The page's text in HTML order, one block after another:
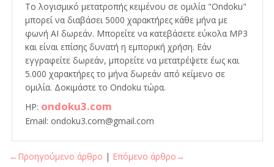
Το λογισμικό μετατροπής κειμένου σε ομιλία "Ondoku"
μπορεί να διαβάσει 5000 χαρακτήρες κάθε μήνα με
φωνή AI δωρεάν. Μπορείτε να κατεβάσετε εύκολα MP3
και είναι επίσης δυνατή η εμπορική χρήση. Εάν
εγγραφείτε δωρεάν, μπορείτε να μετατρέψετε έως και
5.000 χαρακτήρες το μήνα δωρεάν από κείμενο σε
ομιλία. Δοκιμάστε το Ondoku τώρα.
HP: ondoku3.com
Email: ondoku3.com@gmail.com
←Προηγούμενο άρθρο | Επόμενο άρθρο→